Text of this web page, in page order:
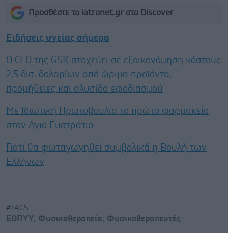
Προσθέστε το iatronet.gr στο Discover
Ειδήσεις υγείας σήμερα
Ο CEO της GSK στοχεύει σε εξοικονόμηση κόστους
2,5 δισ. δολαρίων από ώριμα προϊόντα,
προμήθειες και αλυσίδα εφοδιασμού
Με Ιδιωτική Πρωτοβουλία το πρώτο φαρμακείο
στον Αγιο Ευστράτιο
Γιατί θα φωταγωγηθεί συμβολικά η Βουλή των
Ελλήνων
#TAGS
ΕΟΠΥΥ, Φυσικοθεραπεία, Φυσικοθεραπευτές